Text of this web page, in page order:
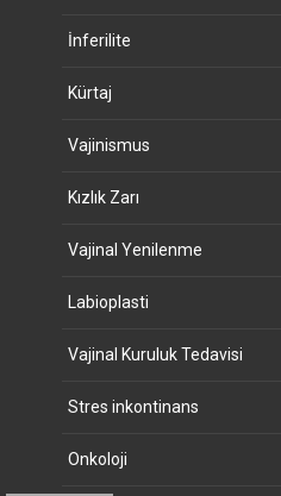
İnferilite
Kürtaj
Vajinismus
Kızlık Zarı
Vajinal Yenilenme
Labioplasti
Vajinal Kuruluk Tedavisi
Stres inkontinans
Onkoloji